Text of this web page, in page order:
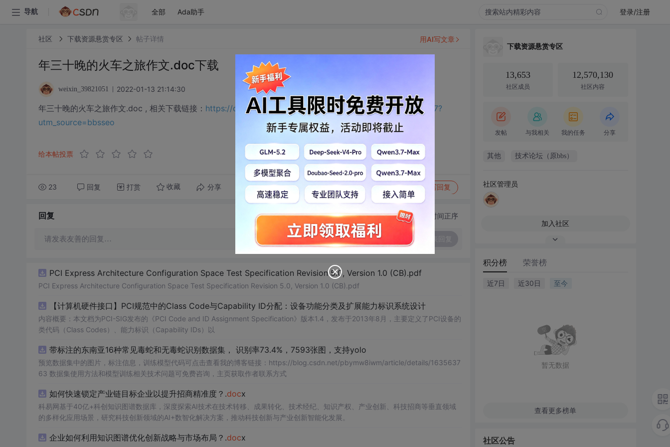
导航 全部 Ada助手 登录/注册
社区 下载资源悬赏专区 帖子详情
年三十晚的火车之旅作文.doc下载
weixin_39821051 2022-01-13 21:14:30
年三十晚的火车之旅作文.doc , 相关下载链接： https://download.csdn.net/download/m0_65191343/75657717?
utm_source=bbsseo
给本帖投票
23 回复 打赏 收藏 分享 转发到动态 举报 写回复
用AI写文章
回复 切换为时间正序
请发表友善的回复…
PCI Express Architecture Configuration Space Test Specification Revision 5.0, Version 1.0 (CB).pdf
PCI Express Architecture Configuration Space Test Specification Revision 5.0, Version 1.0 (CB).pdf
【计算机硬件接口】PCI规范中的Class Code与Capability ID分配：设备功能分类及扩展能力标识系统设计
内容概要：本文档为PCI-SIG发布的《PCI Code and ID Assignment Specification》版本1.4，发布于2013年8月，主要定义了PCI设备的
类代码（Class Codes）、能力标识（Capability IDs）以
带标注的东南亚16种常见毒蛇和无毒蛇识别数据集， 识别率73.4%，7593张图，支持yolo
预览数据集中的图片，标注信息，训练模型代码可点击查看我的博客链接：https://blog.csdn.net/pbymw8iwm/article/details/1635637
63 数据集使用方法和模型训练相关技术问题可免费咨询，主页获取作者联系方式
如何快速锁定产业链目标企业以提升招商精准度？.docx
科易网基于40亿+科创知识图谱数据库，深度探索AI技术在技术转移、成果转化、技术经纪、知识产权、产业创新、科技招商等垂直领域
的多样化应用场景，研究科技创新领域的AI+数智化解决方案，推动科技创新与产业创新智能化发展。
企业如何利用知识图谱优化创新战略与市场布局？.docx
下载资源悬赏专区
13,653
社区成员
12,570,130
社区内容
发帖 与我相关 我的任务 分享
其他 技术论坛（原bbs）
社区管理员
加入社区
积分榜 荣誉榜
近7日 近30日 至今
暂无数据
查看更多榜单
社区公告